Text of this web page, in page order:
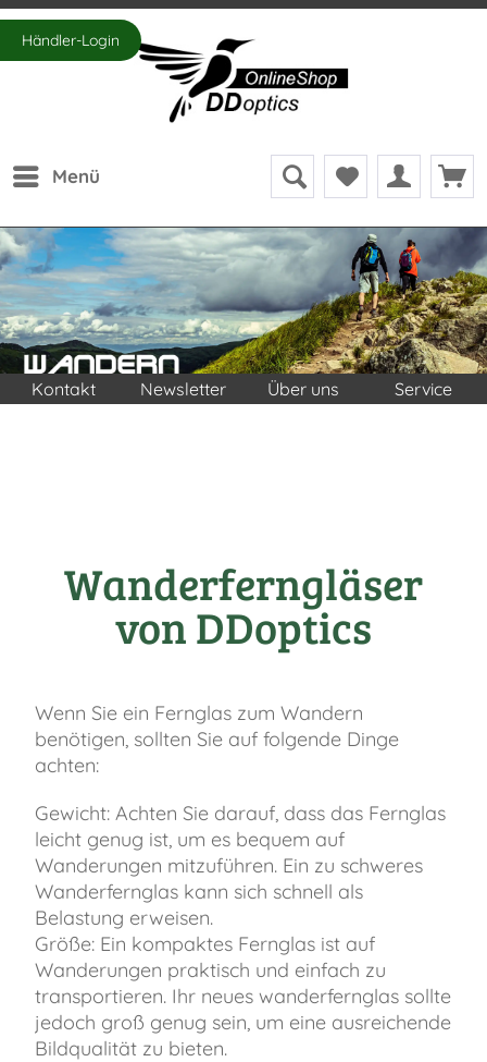
Händler-Login
Menü
Kontakt Newsletter Über uns Service
Wanderferngläser
von DDoptics
Wenn Sie ein Fernglas zum Wandern
benötigen, sollten Sie auf folgende Dinge
achten:
Gewicht: Achten Sie darauf, dass das Fernglas
leicht genug ist, um es bequem auf
Wanderungen mitzuführen. Ein zu schweres
Wanderfernglas kann sich schnell als
Belastung erweisen.
Größe: Ein kompaktes Fernglas ist auf
Wanderungen praktisch und einfach zu
transportieren. Ihr neues wanderfernglas sollte
jedoch groß genug sein, um eine ausreichende
Bildqualität zu bieten.